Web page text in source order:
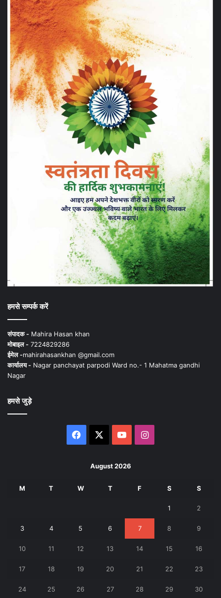
हमसे सम्पर्क करें
संपादक - Mahira Hasan khan
मोबाइल - 7224829286
ईमेल -mahirahasankhan @gmail.com
कार्यालय - Nagar panchayat parpodi Ward no.- 1 Mahatma gandhi
Nagar
हमसे जुड़े
Facebook YouTubeInstagram
August 2026
M T W T F S S
1 2
3 4 5 6 7 8 9
10 11 12 13 14 15 16
17 18 19 20 21 22 23
24 25 26 27 28 29 30